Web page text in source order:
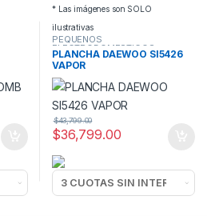
* Las imágenes son SOLO
ilustrativas
PEQUEÑOS
ELECTRODOMESTICOS,
PLANCHAS
PLANCHA DAEWOO SI5426
VAPOR
$36,799.00
$43,799.00